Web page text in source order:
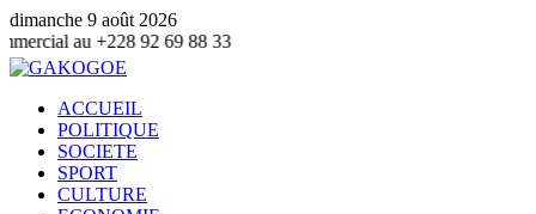
dimanche 9 août 2026
92 69 88 33
ACCUEIL
POLITIQUE
SOCIETE
SPORT
CULTURE